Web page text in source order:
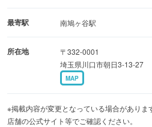
最寄駅 南鳩ヶ谷駅
所在地
〒332-0001
埼玉県川口市朝日3-13-27
MAP
※掲載内容が変更となっている場合がありま
店舗の公式サイト等でご確認ください。